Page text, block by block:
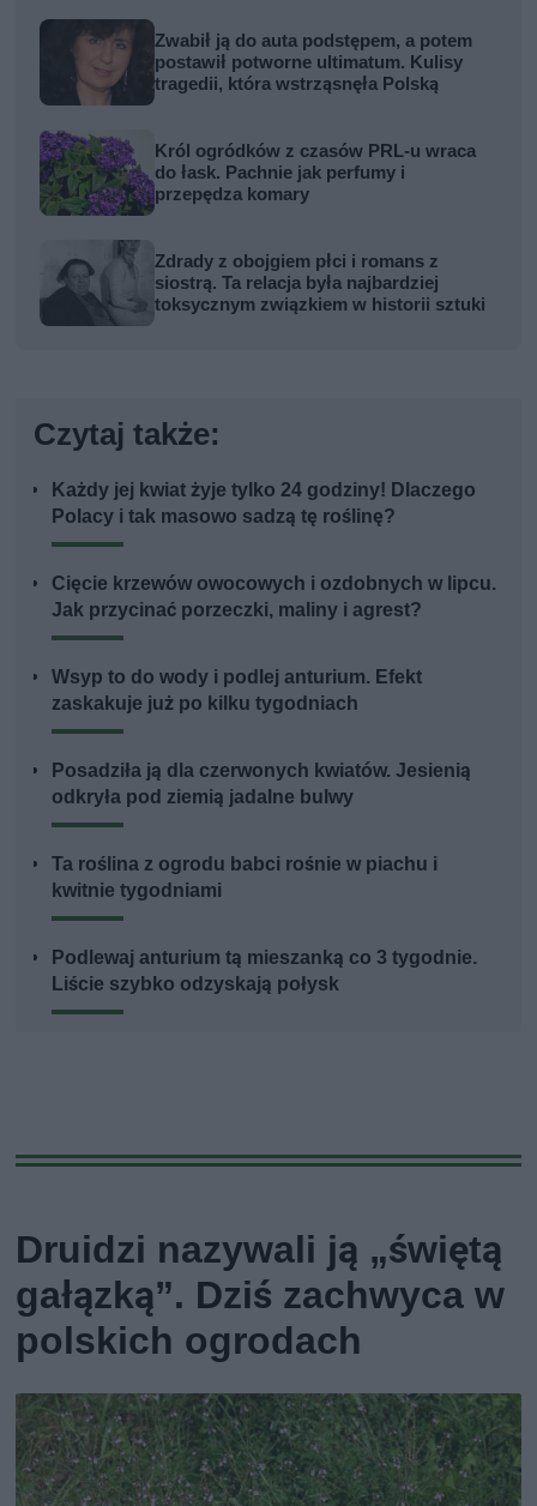
Zwabił ją do auta podstępem, a potem
postawił potworne ultimatum. Kulisy
tragedii, która wstrząsnęła Polską
Król ogródków z czasów PRL-u wraca
do łask. Pachnie jak perfumy i
przepędza komary
Zdrady z obojgiem płci i romans z
siostrą. Ta relacja była najbardziej
toksycznym związkiem w historii sztuki
Czytaj także:
Każdy jej kwiat żyje tylko 24 godziny! Dlaczego
Polacy i tak masowo sadzą tę roślinę?
Cięcie krzewów owocowych i ozdobnych w lipcu.
Jak przycinać porzeczki, maliny i agrest?
Wsyp to do wody i podlej anturium. Efekt
zaskakuje już po kilku tygodniach
Posadziła ją dla czerwonych kwiatów. Jesienią
odkryła pod ziemią jadalne bulwy
Ta roślina z ogrodu babci rośnie w piachu i
kwitnie tygodniami
Podlewaj anturium tą mieszanką co 3 tygodnie.
Liście szybko odzyskają połysk
Druidzi nazywali ją „świętą
gałązką”. Dziś zachwyca w
polskich ogrodach